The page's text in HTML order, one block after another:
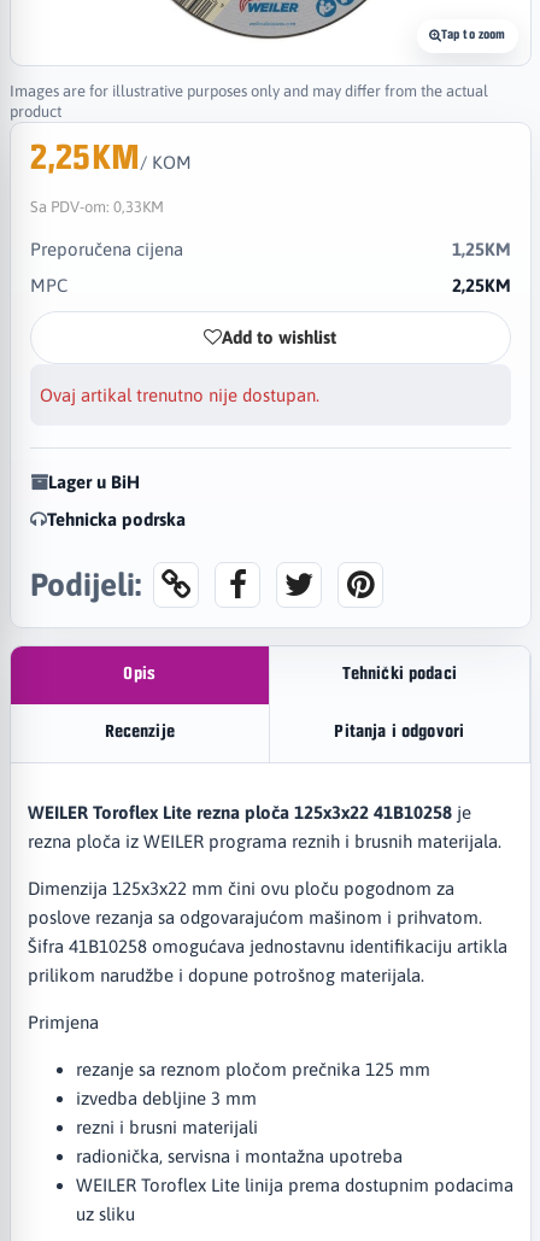
Tap to zoom
Images are for illustrative purposes only and may differ from the actual
product
2,25KM/ KOM
Sa PDV-om: 0,33KM
Preporučena cijena
1,25KM
MPC
2,25KM
Add to wishlist
Ovaj artikal trenutno nije dostupan.
Lager u BiH
Tehnicka podrska
Podijeli:
Opis Tehnički podaci
Recenzije Pitanja i odgovori
WEILER Toroflex Lite rezna ploča 125x3x22 41B10258je
rezna ploča iz WEILER programa reznih i brusnih materijala.
Dimenzija 125x3x22 mm čini ovu ploču pogodnom za
poslove rezanja sa odgovarajućom mašinom i prihvatom.
Šifra 41B10258 omogućava jednostavnu identifikaciju artikla
prilikom narudžbe i dopune potrošnog materijala.
Primjena
rezanje sa reznom pločom prečnika 125 mm
izvedba debljine 3 mm
rezni i brusni materijali
radionička, servisna i montažna upotreba
WEILER Toroflex Lite linija prema dostupnim podacima
uz sliku